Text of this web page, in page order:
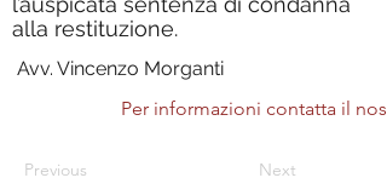
l’auspicata sentenza di condanna
alla restituzione.
Avv. Vincenzo Morganti
Per informazioni contatta il
Previous Next